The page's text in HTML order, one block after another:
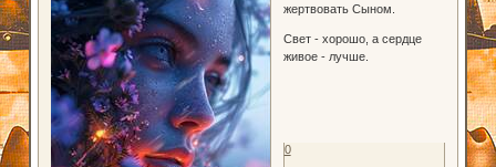
жертвовать Сыном.
Свет - хорошо, а сердце
живое - лучше.
0